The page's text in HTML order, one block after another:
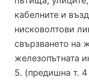
кабелните и
нисковолтови
свързването на
железопътната
5. (предишна т.